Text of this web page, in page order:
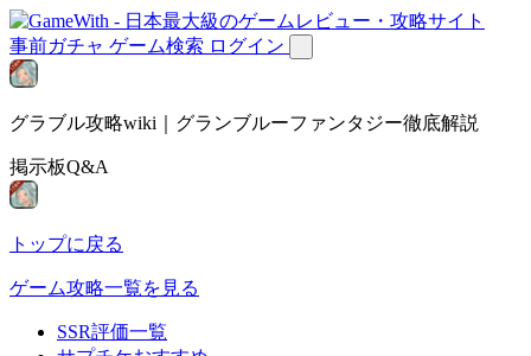
事前ガチャ ゲーム検索 ログイン
グラブル攻略wiki｜グランブルーファンタジー徹底解説
掲示板Q&A
トップに戻る
ゲーム攻略一覧を見る
SSR評価一覧